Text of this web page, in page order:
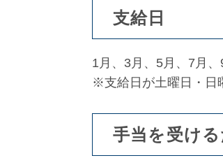
支給日
1月、3月、5月、7月
※支給日が土曜日・日
手当を受け